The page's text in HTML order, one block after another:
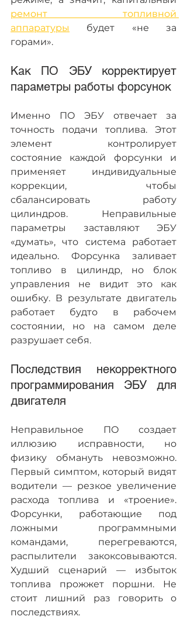
ремонт топливной
аппаратуры
будет «не за
горами».
Как ПО ЭБУ корректирует
параметры работы форсунок
Именно ПО ЭБУ отвечает за
точность подачи топлива. Этот
элемент контролирует
состояние каждой форсунки и
применяет индивидуальные
коррекции, чтобы
сбалансировать работу
цилиндров. Неправильные
параметры заставляют ЭБУ
«думать», что система работает
идеально. Форсунка заливает
топливо в цилиндр, но блок
управления не видит это как
ошибку. В результате двигатель
работает будто в рабочем
состоянии, но на самом деле
разрушает себя.
Последствия некорректного
программирования ЭБУ для
двигателя
Неправильное ПО создает
иллюзию исправности, но
физику обмануть невозможно.
Первый симптом, который видят
водители — резкое увеличение
расхода топлива и «троение».
Форсунки, работающие под
ложными программными
командами, перегреваются,
распылители закоксовываются.
Худший сценарий — избыток
топлива прожжет поршни. Не
стоит лишний раз говорить о
последствиях.